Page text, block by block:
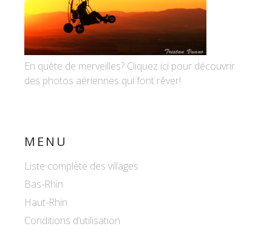
En quête de merveilles? Cliquez ici pour découvrir
des photos aériennes qui font rêver!
MENU
Liste complète des villages
Bas-Rhin
Haut-Rhin
Conditions d’utilisation